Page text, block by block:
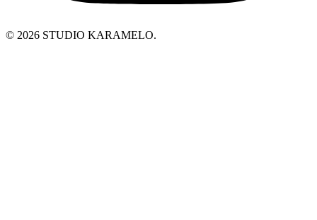
© 2026 STUDIO KARAMELO.